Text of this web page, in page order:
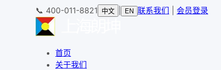
📞 400-011-8821 中文 EN 联系我们 会员登录
首页
关于我们